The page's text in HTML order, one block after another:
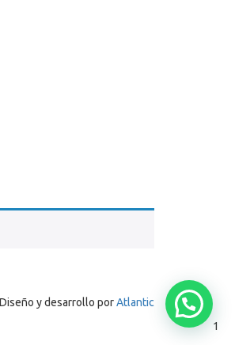
Diseño y desarrollo porAtlantic
1